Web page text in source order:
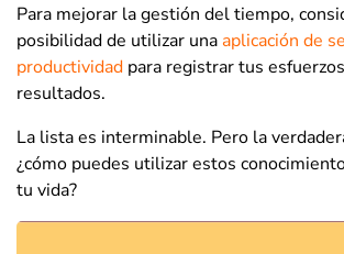
Para mejorar la gestión del tiempo,
posibilidad de utilizar unaaplicación de
productividad para registrar tus
resultados.
La lista es interminable. Pero la
¿cómo puedes utilizar estos
tu vida?